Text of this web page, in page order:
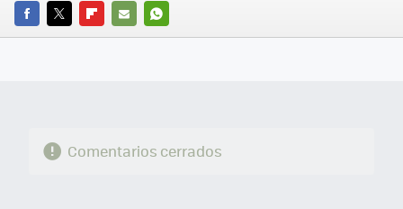
FACEBOOK
TWITTERFLIPBOARD
E-
WHATSAPP
Comentarios cerrados